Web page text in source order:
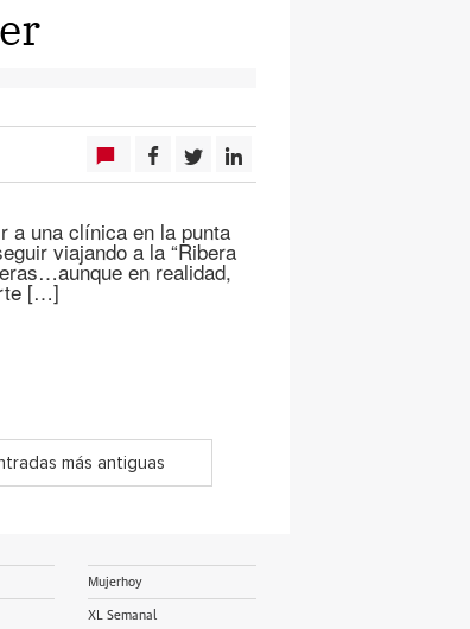
a una clínica en la punta
viajando a la “Ribera
en realidad,
[…]
más antiguas
Mujerhoy
XL Semanal